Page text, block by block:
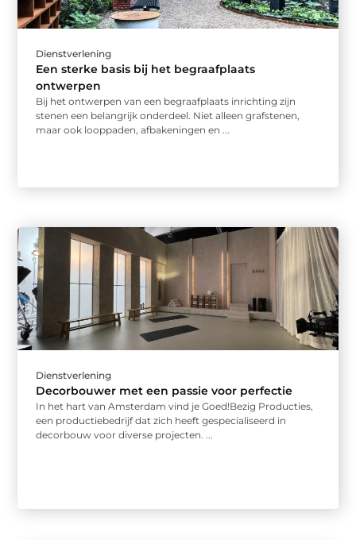
Dienstverlening
Een sterke basis bij het begraafplaats
ontwerpen
Bij het ontwerpen van een begraafplaats inrichting zijn
stenen een belangrijk onderdeel. Niet alleen grafstenen,
maar ook looppaden, afbakeningen en ...
Dienstverlening
Decorbouwer met een passie voor perfectie
In het hart van Amsterdam vind je Goed!Bezig Producties,
een productiebedrijf dat zich heeft gespecialiseerd in
decorbouw voor diverse projecten. ...